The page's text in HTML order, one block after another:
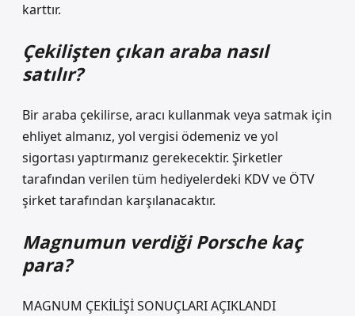
karttır.
Çekilişten çıkan araba nasıl
satılır?
Bir araba çekilirse, aracı kullanmak veya satmak için
ehliyet almanız, yol vergisi ödemeniz ve yol
sigortası yaptırmanız gerekecektir. Şirketler
tarafından verilen tüm hediyelerdeki KDV ve ÖTV
şirket tarafından karşılanacaktır.
Magnumun verdiği Porsche kaç
para?
MAGNUM ÇEKİLİŞİ SONUÇLARI AÇIKLANDI